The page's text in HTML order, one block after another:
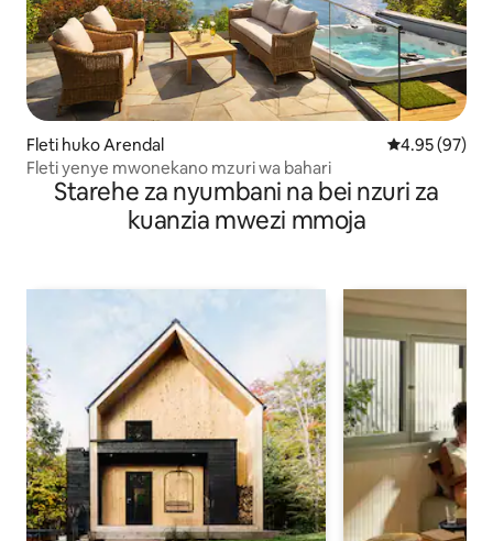
Fleti huko Arendal Ukadiriaji wa
4.95 (97)
Fleti yenye mwonekano mzuri wa bahari
Starehe za nyumbani na bei nzuri za
kuanzia mwezi mmoja